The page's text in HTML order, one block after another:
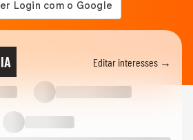
SUS: ‘Vá tentar...
é resgatado com vida dos
29 dias após terremoto...
registra explosão em shopping
terremoto de magnitude...
Editar interesses →